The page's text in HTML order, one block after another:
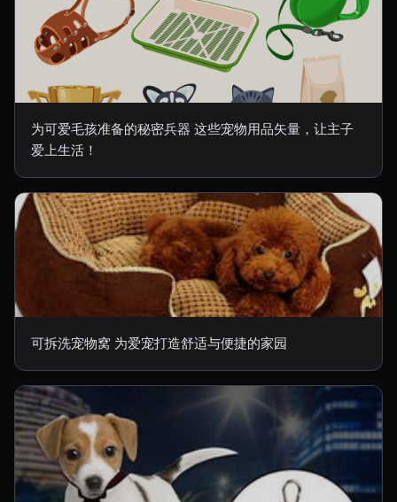
为可爱毛孩准备的秘密兵器 这些宠物用品矢量，让主子
爱上生活！
可拆洗宠物窝 为爱宠打造舒适与便捷的家园